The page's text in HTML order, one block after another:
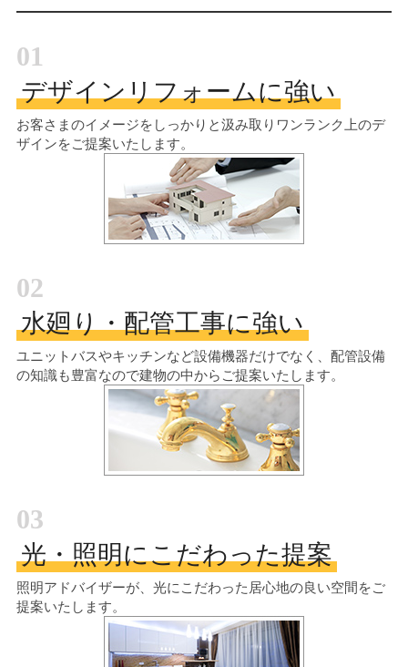
01
デザインリフォームに強い
お客さまのイメージをしっかりと汲み取り ワンランク上のデ
ザインをご提案いたします。
02
水廻り・配管工事に強い
ユニットバスやキッチンなど設備機器だけでなく、配管設備
の知識も豊富なので建物の中からご提案いたします。
03
光・照明にこだわった提案
照明アドバイザーが、光にこだわった居心地の良い空間をご
提案いたします。